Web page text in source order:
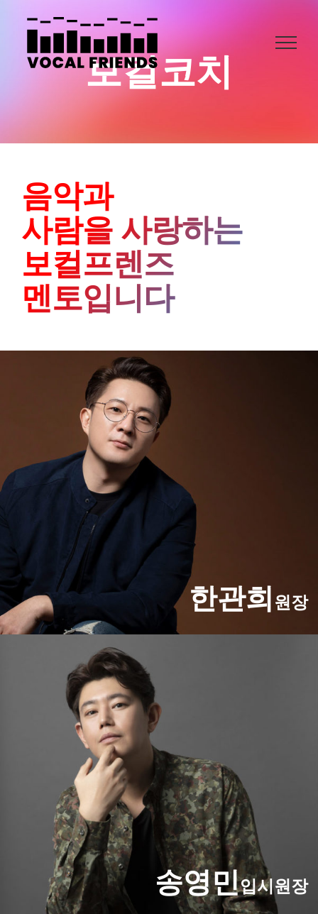
보컬코치
음악과
사람을 사랑하는
보컬프렌즈
멘토입니다
한관희 원장
송영민입시원장